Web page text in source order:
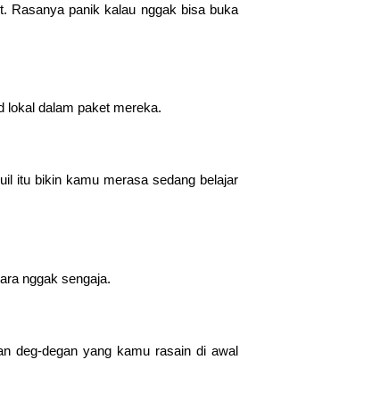
Rasanya panik kalau nggak bisa buka
lokal dalam paket mereka.
itu bikin kamu merasa sedang belajar
nggak sengaja.
deg-degan yang kamu rasain di awal